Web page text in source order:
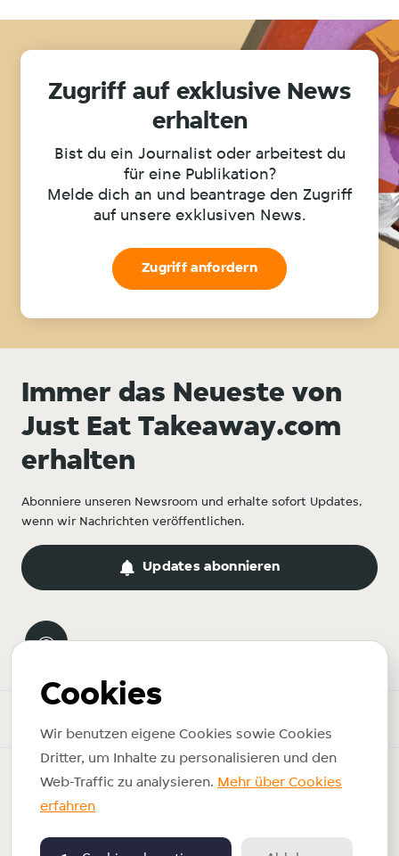
Zugriff auf exklusive News
erhalten
Bist du ein Journalist oder arbeitest du
für eine Publikation?
Melde dich an und beantrage den Zugriff
auf unsere exklusiven News.
Zugriff anfordern
Immer das Neueste von
Just Eat Takeaway.com
erhalten
Abonniere unseren Newsroom und erhalte sofort Updates,
wenn wir Nachrichten veröffentlichen.
Updates abonnieren
Copyright © 2026 Just Eat Takeaway.com. Alle Rechte
Impressum
Cookies
Wir benutzen eigene Cookies sowie Cookies
Dritter, um Inhalte zu personalisieren und den
Web-Traffic zu analysieren. Mehr über Cookies
erfahren